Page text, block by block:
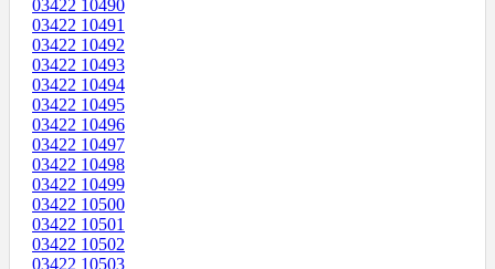
03422 10490
03422 10491
03422 10492
03422 10493
03422 10494
03422 10495
03422 10496
03422 10497
03422 10498
03422 10499
03422 10500
03422 10501
03422 10502
03422 10503